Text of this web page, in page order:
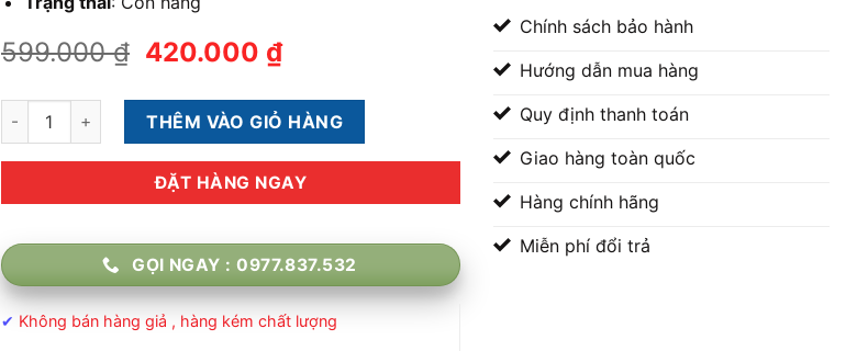
599.000₫ Giá
là:
599.000 ₫.
420.000 ₫Giá
tại
là:
420.000 ₫.
Khung Tập Đi Lucass W-47 Hợp Kim Nhôm Nhẹ – Bánh Nhỏ số lượng
THÊM VÀO GIỎ HÀNG
ĐẶT HÀNG NGAY
GỌI NGAY : 0977.837.532
✔ Không bán hàng giả , hàng kém chất lượng
Chính sách bảo hành
Hướng dẫn mua hàng
Quy định thanh toán
Giao hàng toàn quốc
Hàng chính hãng
Miễn phí đổi trả